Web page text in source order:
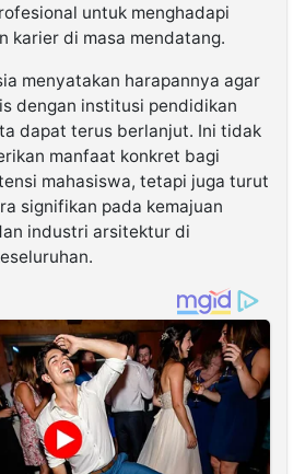
untuk menghadapi
karier di masa mendatang.
menyatakan harapannya agar
dengan institusi pendidikan
dapat terus berlanjut. Ini tidak
manfaat konkret bagi
mahasiswa, tetapi juga turut
signifikan pada kemajuan
industri arsitektur di